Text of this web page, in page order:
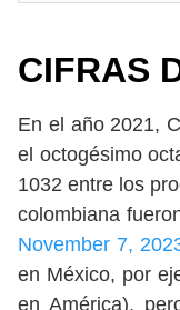
CIFRAS
En el año 2021,
el octogésimo
1032 entre los
colombiana
November 7,
en México, por
en América),